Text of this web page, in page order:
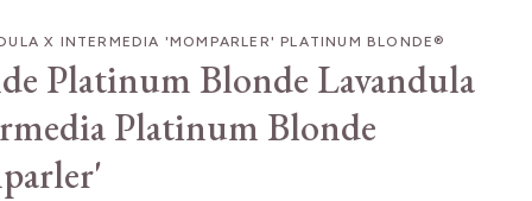
X INTERMEDIA 'MOMPARLER' PLATINUM BLONDE®
Platinum Blonde Lavandula
Platinum Blonde